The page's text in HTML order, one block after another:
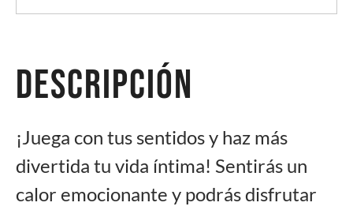
Descripción
¡Juega con tus sentidos y haz más
divertida tu vida íntima! Sentirás un
calor emocionante y podrás disfrutar